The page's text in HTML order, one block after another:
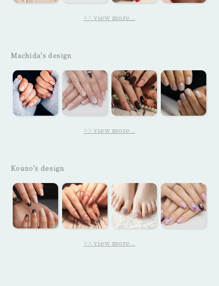
>> view more...
Machida's design
>> view more...
Kouno's design
>> view more...